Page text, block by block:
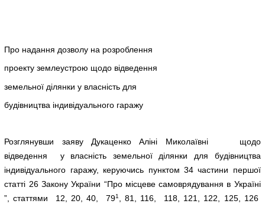
Про надання дозволу на розроблення
проекту землеустрою щодо відведення
земельної ділянки у власність для
будівництва індивідуального гаражу
Розглянувши заяву Дукаценко Аліні Миколаївні щодо
відведення у власність земельної ділянки для будівництва
індивідуального гаражу, керуючись пунктом 34 частини першої
статті 26 Закону України “Про місцеве самоврядування в Україні
”, статтями 12, 20, 40, 791
, 81, 116, 118, 121, 122, 125, 126